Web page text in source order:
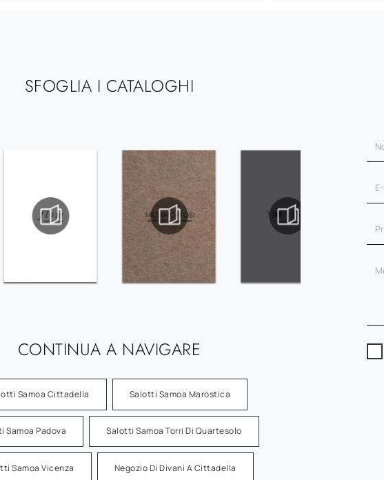
SFOGLIA I CATALOGHI
CONTINUA A NAVIGARE
Samoa Cittadella Salotti Samoa Marostica
Samoa Padova Salotti Samoa Torri Di Quartesolo
Samoa Vicenza Negozio Di Divani A Cittadella